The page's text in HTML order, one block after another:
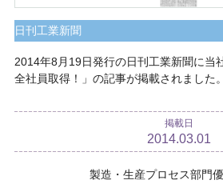
日刊工業新聞
2014年8月19日発行の日刊工業新聞に当
全社員取得！」の記事が掲載されました。
掲載日
2014.03.01
製造・生産プロセス部門